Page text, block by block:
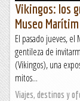
Vikingos: los
Museo
El pasado jueves,
gentileza de
(Vikingos), una
mitos...
Viajes, destinos y